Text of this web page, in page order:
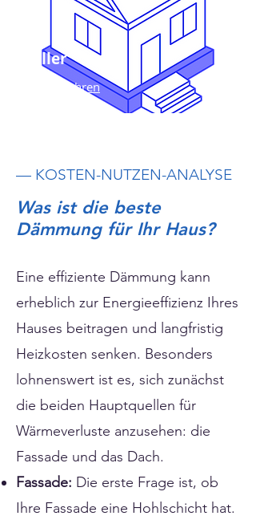
Keller
mehr erfahren
— KOSTEN-NUTZEN-ANALYSE
Was ist die beste
Dämmung für Ihr Haus?
Eine effiziente Dämmung kann
erheblich zur Energieeffizienz Ihres
Hauses beitragen und langfristig
Heizkosten senken. Besonders
lohnenswert ist es, sich zunächst
die beiden Hauptquellen für
Wärmeverluste anzusehen: die
Fassade und das Dach.
Fassade: Die erste Frage ist, ob
Ihre Fassade eine Hohlschicht hat.